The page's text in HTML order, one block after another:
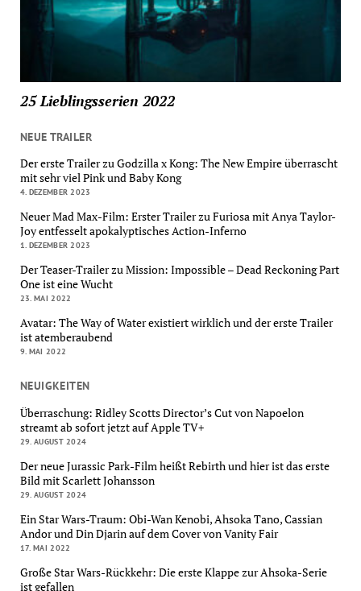
25 Lieblingsserien 2022
NEUE TRAILER
Der erste Trailer zu Godzilla x Kong: The New Empire überrascht
mit sehr viel Pink und Baby Kong
4. DEZEMBER 2023
Neuer Mad Max-Film: Erster Trailer zu Furiosa mit Anya Taylor-
Joy entfesselt apokalyptisches Action-Inferno
1. DEZEMBER 2023
Der Teaser-Trailer zu Mission: Impossible – Dead Reckoning Part
One ist eine Wucht
23. MAI 2022
Avatar: The Way of Water existiert wirklich und der erste Trailer
ist atemberaubend
9. MAI 2022
NEUIGKEITEN
Überraschung: Ridley Scotts Director’s Cut von Napoelon
streamt ab sofort jetzt auf Apple TV+
29. AUGUST 2024
Der neue Jurassic Park-Film heißt Rebirth und hier ist das erste
Bild mit Scarlett Johansson
29. AUGUST 2024
Ein Star Wars-Traum: Obi-Wan Kenobi, Ahsoka Tano, Cassian
Andor und Din Djarin auf dem Cover von Vanity Fair
17. MAI 2022
Große Star Wars-Rückkehr: Die erste Klappe zur Ahsoka-Serie
ist gefallen